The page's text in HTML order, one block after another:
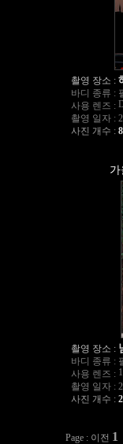
촬영 장소 :
바디 종류 :
사용 렌즈 :
촬영 일자 :
사진 개수 : 8
촬영 장소 :
바디 종류 :
사용 렌즈 :
촬영 일자 :
사진 개수 :
Page : 이전 1